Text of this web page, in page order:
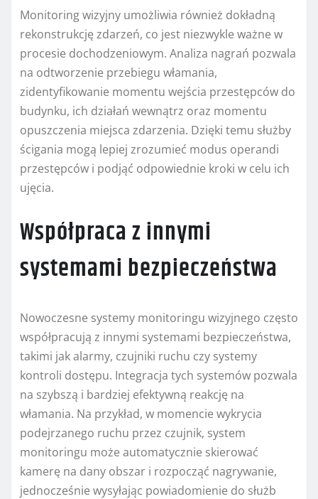
Monitoring wizyjny umożliwia również dokładną
rekonstrukcję zdarzeń, co jest niezwykle ważne w
procesie dochodzeniowym. Analiza nagrań pozwala
na odtworzenie przebiegu włamania,
zidentyfikowanie momentu wejścia przestępców do
budynku, ich działań wewnątrz oraz momentu
opuszczenia miejsca zdarzenia. Dzięki temu służby
ścigania mogą lepiej zrozumieć modus operandi
przestępców i podjąć odpowiednie kroki w celu ich
ujęcia.
Współpraca z innymi
systemami bezpieczeństwa
Nowoczesne systemy monitoringu wizyjnego często
współpracują z innymi systemami bezpieczeństwa,
takimi jak alarmy, czujniki ruchu czy systemy
kontroli dostępu. Integracja tych systemów pozwala
na szybszą i bardziej efektywną reakcję na
włamania. Na przykład, w momencie wykrycia
podejrzanego ruchu przez czujnik, system
monitoringu może automatycznie skierować
kamerę na dany obszar i rozpocząć nagrywanie,
jednocześnie wysyłając powiadomienie do służb